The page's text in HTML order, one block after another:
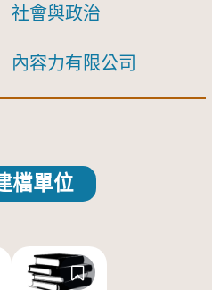
社會與政治
內容力有限公司
檔單位